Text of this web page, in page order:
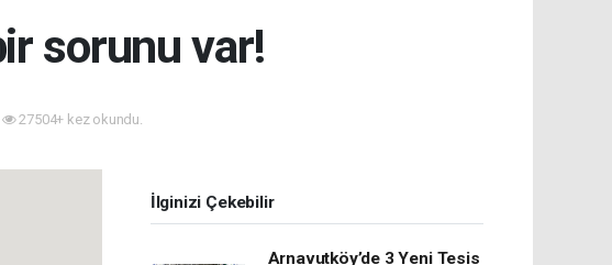
sorunu var!
27504+ kez okundu.
İlginizi Çekebilir
Arnavutköy’de 3 Yeni Tesis